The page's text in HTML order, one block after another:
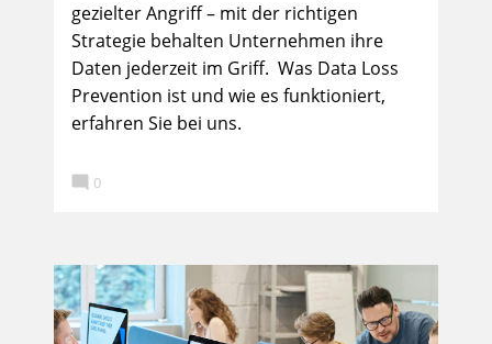
gezielter Angriff – mit der richtigen
Strategie behalten Unternehmen ihre
Daten jederzeit im Griff. Was Data Loss
Prevention ist und wie es funktioniert,
erfahren Sie bei uns.
 0